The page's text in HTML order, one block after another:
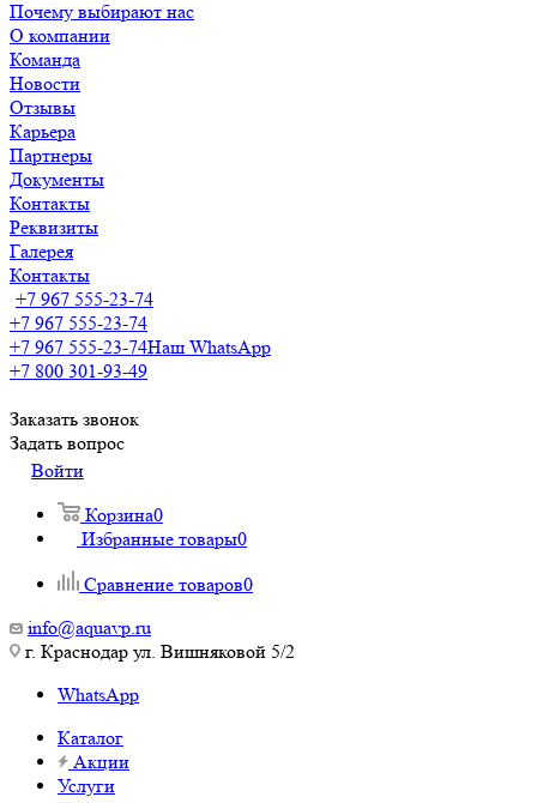
Почему выбирают нас
О компании
Команда
Новости
Отзывы
Карьера
Партнеры
Документы
Контакты
Реквизиты
Галерея
Контакты
+7 967 555-23-74
+7 967 555-23-74
+7 967 555-23-74Наш WhatsApp
+7 800 301-93-49
Заказать звонок
Задать вопрос
Войти
Корзина0
Избранные товары0
Сравнение товаров0
info@aquavp.ru
г. Краснодар ул. Вишняковой 5/2
WhatsApp
Каталог
Акции
Услуги